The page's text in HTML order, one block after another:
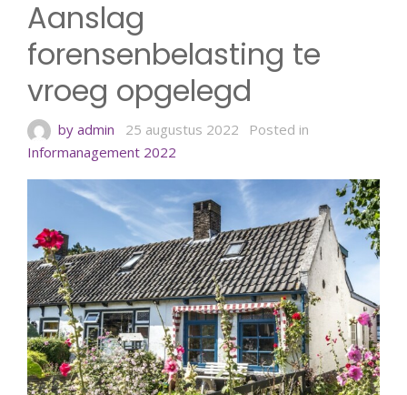
Aanslag
forensenbelasting te
vroeg opgelegd
by admin 25 augustus 2022
Posted in
Informanagement 2022